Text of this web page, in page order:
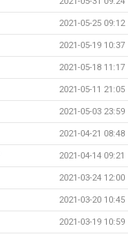
2021-05-25 09:12
2021-05-19 10:37
2021-05-18 11:17
2021-05-11 21:05
2021-05-03 23:59
2021-04-21 08:48
2021-04-14 09:21
2021-03-24 12:00
2021-03-20 10:45
2021-03-19 10:59